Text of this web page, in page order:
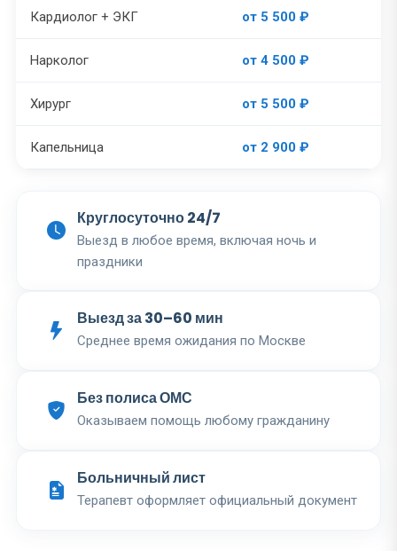
Кардиолог + ЭКГ от 5 500 ₽
Нарколог от 4 500 ₽
Хирург от 5 500 ₽
Капельница от 2 900 ₽
Круглосуточно 24/7
Выезд в любое время, включая ночь и
праздники
Выезд за 30–60 мин
Среднее время ожидания по Москве
Без полиса ОМС
Оказываем помощь любому гражданину
Больничный лист
Терапевт оформляет официальный документ